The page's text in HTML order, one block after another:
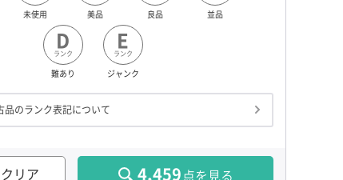
未使用 美品 良品 並品
D
ランク
難あり
E
ランク
ジャンク
品のランク表記について
クリア 4,459点を見る